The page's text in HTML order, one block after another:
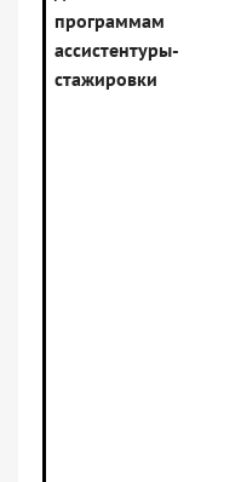
программам
ассистентуры-
стажировки